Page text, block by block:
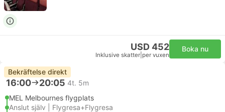
USD 452
Inklusive skatter per vuxen
Boka nu
Bekräftelse direkt
16:00 20:05 4t. 5m
MEL Melbournes flygplats
Anslut själv | Flygresa+Flygresa